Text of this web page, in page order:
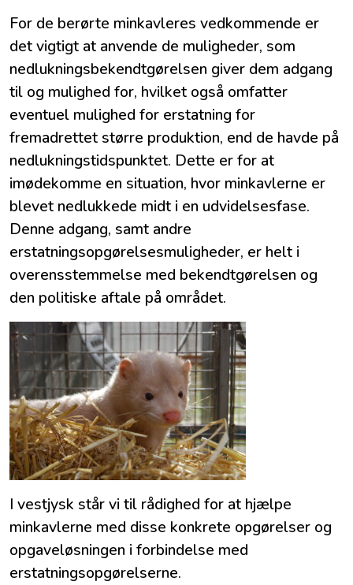
For de berørte minkavleres vedkommende er
det vigtigt at anvende de muligheder, som
nedlukningsbekendtgørelsen giver dem adgang
til og mulighed for, hvilket også omfatter
eventuel mulighed for erstatning for
fremadrettet større produktion, end de havde på
nedlukningstidspunktet. Dette er for at
imødekomme en situation, hvor minkavlerne er
blevet nedlukkede midt i en udvidelsesfase.
Denne adgang, samt andre
erstatningsopgørelsesmuligheder, er helt i
overensstemmelse med bekendtgørelsen og
den politiske aftale på området.
I vestjysk står vi til rådighed for at hjælpe
minkavlerne med disse konkrete opgørelser og
opgaveløsningen i forbindelse med
erstatningsopgørelserne.